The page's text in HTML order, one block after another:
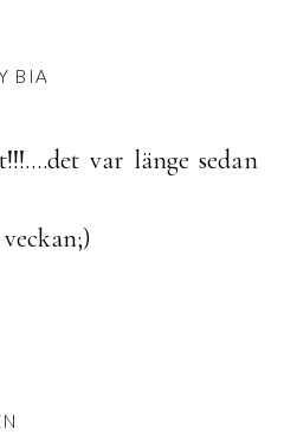
BIA
var länge sedan